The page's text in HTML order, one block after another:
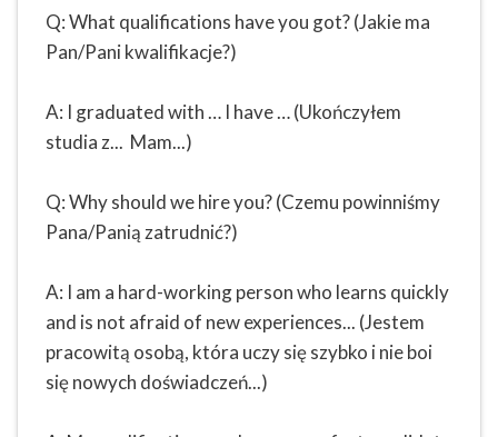
Q: What qualifications have you got? (Jakie ma
Pan/Pani kwalifikacje?)
A: I graduated with … I have … (Ukończyłem
studia z... Mam...)
Q: Why should we hire you? (Czemu powinniśmy
Pana/Panią zatrudnić?)
A: I am a hard-working person who learns quickly
and is not afraid of new experiences... (Jestem
pracowitą osobą, która uczy się szybko i nie boi
się nowych doświadczeń...)